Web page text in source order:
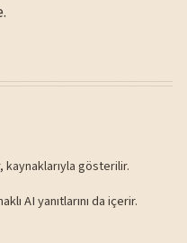
kaynaklarıyla gösterilir.
AI yanıtlarını da içerir.